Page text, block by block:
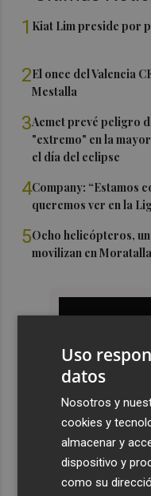
1 Kiat Lim preside por
2El once del Valencia
Mestalla
3Aemet prevé peligro
"extremo" en la
el día del eclipse
4Company: “Estamos
queremos ver en la
5Ocho helicópteros,
movilizan en
Uso
datos
Nosotros y
cookies y
almacenar y
dispositivo y
como su